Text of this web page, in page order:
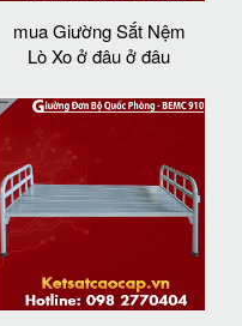
mua Giường Sắt Nệm
Lò Xo ở đâu ở đâu